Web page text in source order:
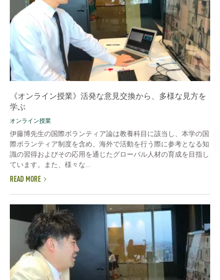
《オンライン授業》活発な意見交換から、多様な見方を
学ぶ
オンライン授業
伊藤博先生の国際ボランティア論は教養科目に該当し、本学の国
際ボランティア制度を含め、海外で活動を行う際に参考となる知
識の習得およびその応用を通じたグローバル人材の育成を目指し
ています。また、様々な...
READ MORE